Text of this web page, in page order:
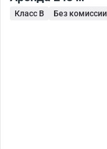
Класс B Без комиссии